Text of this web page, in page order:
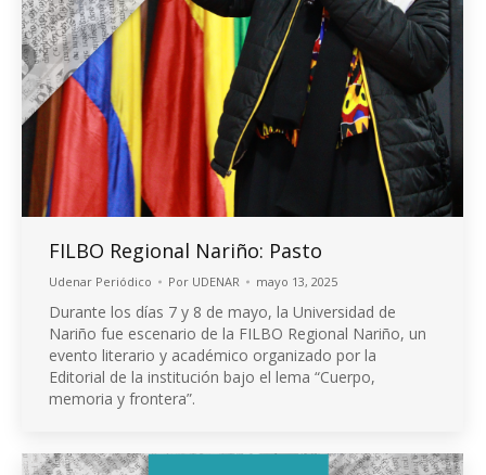
FILBO Regional Nariño: Pasto
Udenar Periódico Por UDENAR mayo 13, 2025
Durante los días 7 y 8 de mayo, la Universidad de
Nariño fue escenario de la FILBO Regional Nariño, un
evento literario y académico organizado por la
Editorial de la institución bajo el lema “Cuerpo,
memoria y frontera”.